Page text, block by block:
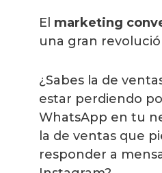
El marketing
una gran
¿Sabes la de
estar perdiendo
WhatsApp en tu
la de ventas que
responder a